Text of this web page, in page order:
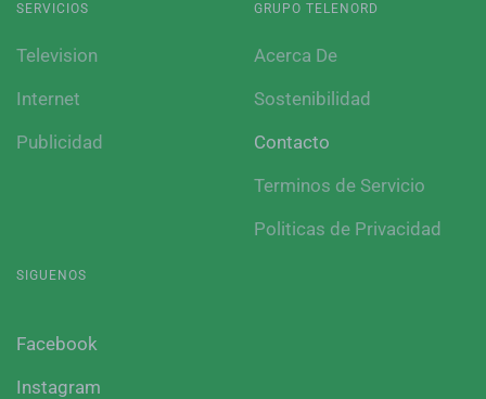
SERVICIOS
Television
Internet
Publicidad
GRUPO TELENORD
Acerca De
Sostenibilidad
Contacto
Terminos de Servicio
Politicas de Privacidad
SIGUENOS
Facebook
Instagram